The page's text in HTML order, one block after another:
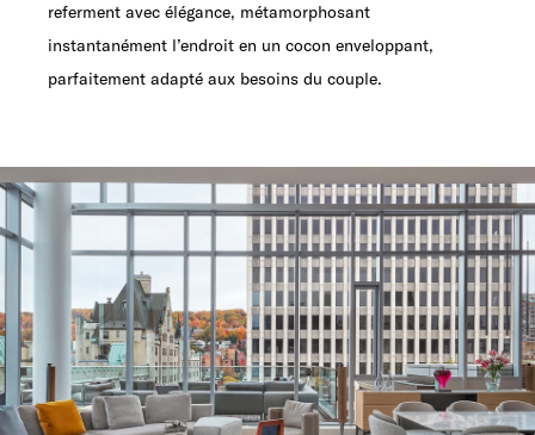
referment avec élégance, métamorphosant
instantanément l’endroit en un cocon enveloppant,
parfaitement adapté aux besoins du couple.